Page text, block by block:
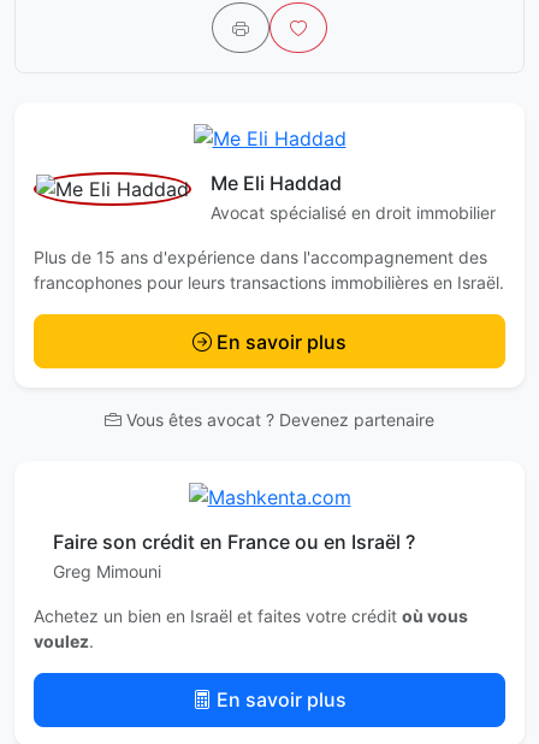
Me Eli Haddad
Avocat spécialisé en droit immobilier
Plus de 15 ans d'expérience dans l'accompagnement des
francophones pour leurs transactions immobilières en Israël.
En savoir plus
Vous êtes avocat ? Devenez partenaire
Faire son crédit en France ou en Israël ?
Greg Mimouni
Achetez un bien en Israël et faites votre crédit où vous
voulez.
En savoir plus